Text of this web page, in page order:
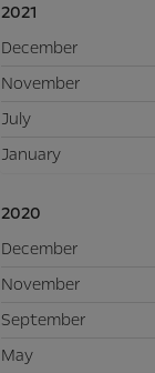
2021
December
November
July
January
2020
December
November
September
May